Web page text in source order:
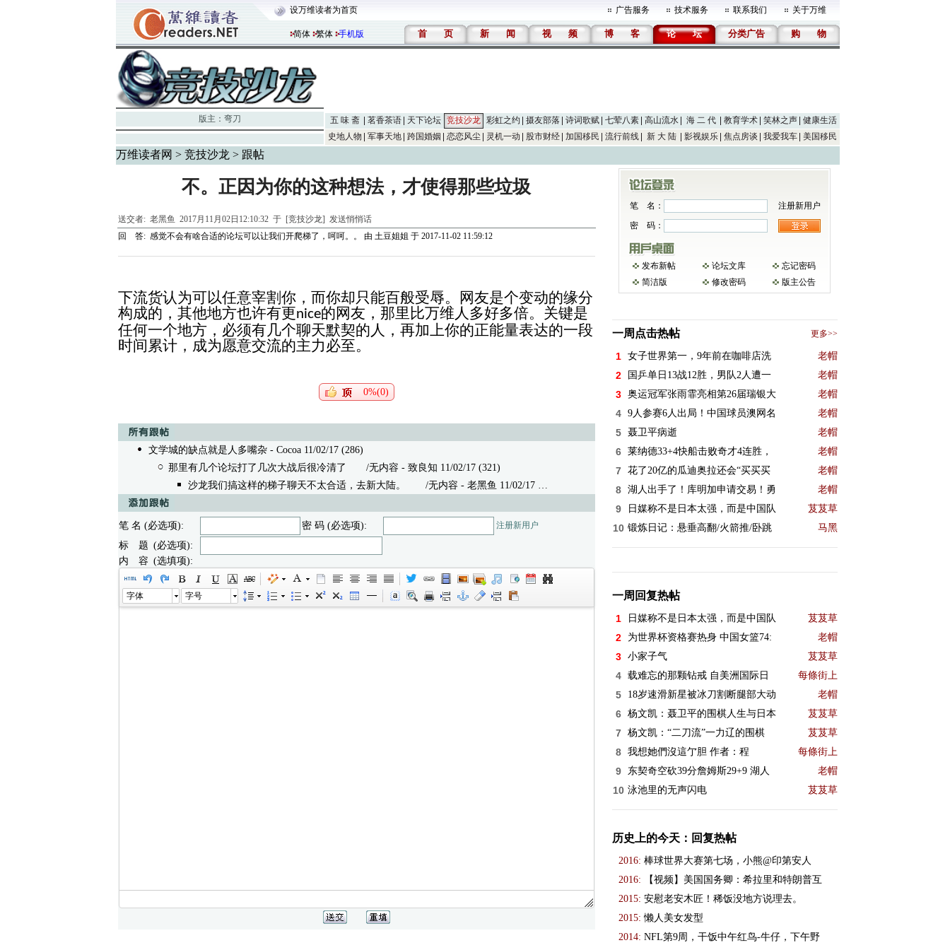
设万维读者为首页 广告服务 技术服务 联系我们 关于万维
简体 繁体 手机版 首 页 新 闻 视 频 博 客 论 坛 分类广告 购 物
版主： 弯刀 五 味 斋 茗香茶语 天下论坛 竞技沙龙 彩虹之约 摄友部落 诗词歌赋 七荤八素 高山流水 海 二 代 教育学术 笑林之声
健康生活
史地人物
军事天地 跨国婚姻 恋恋风尘 灵机一动 股市财经 加国移民 流行前线 新 大 陆 影视娱乐 焦点房谈 我爱我车 美国移民
万维读者网 > 竞技沙龙 > 跟帖
不。正因为你的这种想法，才使得那些垃圾
送交者: 老黑鱼 2017月11月02日12:10:32 于 [竞技沙龙] 发送悄悄话
回 答: 感觉不会有啥合适的论坛可以让我们开爬梯了，呵呵。。 由 土豆姐姐 于 2017-11-02 11:59:12
下流货认为可以任意宰割你， 而你却只能百般受辱。网友是个变动的缘分
构成的，其他地方也许有更nice的网友，那里比万维人多好多倍。 关键是
任何一个地方，必须有几个聊天默契的人，再加上你的正能量表达的一段
时间累计，成为愿意交流的主力必至。
0%(0)
文学城的缺点就是人多嘴杂- Cocoa 11/02/17 (286)
那里有几个论坛打了几次大战后很冷清了 /无内容 - 致良知 11/02/17 (321)
沙龙我们搞这样的梯子聊天不太合适，去新大陆。
/无内容 - 老黑鱼 11/02/17 (303)
笔 名 (必选项): 密 码 (必选项): 注册新用户
标 题 (必选项):
内 容 (选填项):
字体 字号
笔 名：
注册新用户
密 码：
发布新帖 论坛文库
忘记密码
简洁版
修改密码 版主公告
一周点击热帖 更多>>
1 女子世界第一，9年前在咖啡店洗 老帽
2 国乒单日13战12胜，男队2人遭一 老帽
3 奥运冠军张雨霏亮相第26届瑞银大 老帽
4 9人参赛6人出局！中国球员澳网名 老帽
5 聂卫平病逝 老帽
6 莱纳德33+4快船击败奇才4连胜， 老帽
7 花了20亿的瓜迪奥拉还会“买买买 老帽
8 湖人出手了！库明加申请交易！勇 老帽
9 日媒称不是日本太强，而是中国队 芨芨草
10 锻炼日记：悬垂高翻/火箭推/卧跳 马黑
一周回复热帖
1 日媒称不是日本太强，而是中国队 芨芨草
2 为世界杯资格赛热身 中国女篮74: 老帽
3 小家子气 芨芨草
4 载难忘的那颗钻戒 自美洲国际日 每條街上
5 18岁速滑新星被冰刀割断腿部大动 老帽
6 杨文凯：聂卫平的围棋人生与日本 芨芨草
7 杨文凯：“二刀流”一力辽的围棋 芨芨草
8 我想她們沒這亇胆 作者：程 每條街上
9 东契奇空砍39分詹姆斯29+9 湖人 老帽
10 泳池里的无声闪电 芨芨草
历史上的今天：回复热帖
2016: 棒球世界大赛第七场，小熊@印第安人
2016:
【视频】美国国务卿：希拉里和特朗普互
2015: 安慰老安木匠！稀饭没地方说理去。
2015: 懒人美女发型
2014: NFL第9周，干饭中午红鸟-牛仔，下午野